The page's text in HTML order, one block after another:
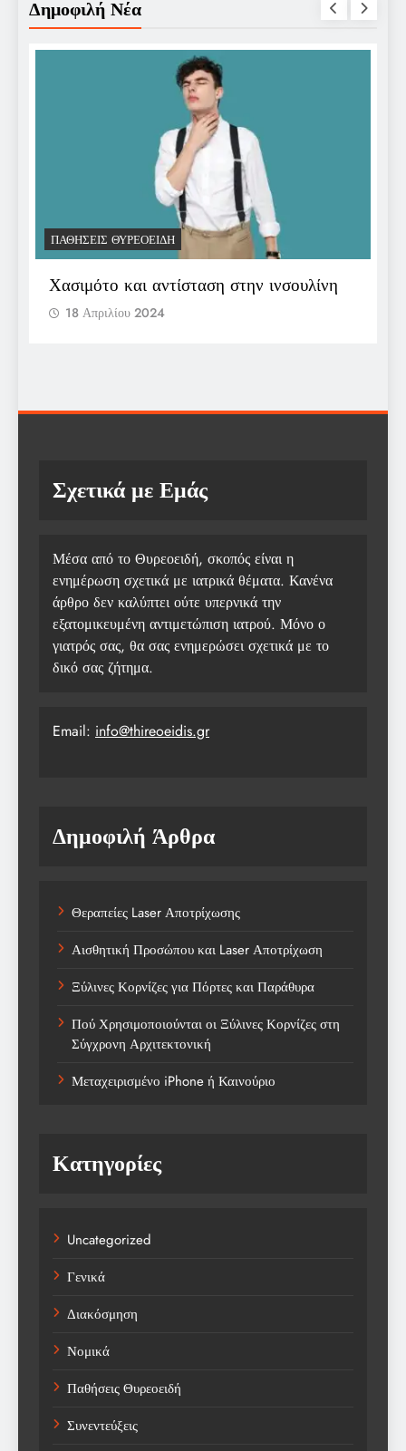
Δημοφιλή Νέα
ΠΑΘΉΣΕΙΣ ΘΥΡΕΟΕΙΔΉ
Χασιμότο και αντίσταση στην ινσουλίνη
18 Απριλίου 2024
Σχετικά με Εμάς
Μέσα από το Θυρεοειδή, σκοπός είναι η
ενημέρωση σχετικά με ιατρικά θέματα. Κανένα
άρθρο δεν καλύπτει ούτε υπερνικά την
εξατομικευμένη αντιμετώπιση ιατρού. Μόνο ο
γιατρός σας, θα σας ενημερώσει σχετικά με το
δικό σας ζήτημα.
Email: info@thireoeidis.gr
Δημοφιλή Άρθρα
Θεραπείες Laser Αποτρίχωσης
Αισθητική Προσώπου και Laser Αποτρίχωση
Ξύλινες Κορνίζες για Πόρτες και Παράθυρα
Πού Χρησιμοποιούνται οι Ξύλινες Κορνίζες στη
Σύγχρονη Αρχιτεκτονική
Μεταχειρισμένο iPhone ή Καινούριο
Κατηγορίες
Uncategorized
Γενικά
Διακόσμηση
Νομικά
Παθήσεις Θυρεοειδή
Συνεντεύξεις